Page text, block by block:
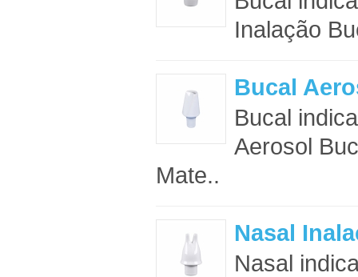
Inalação
Bucal
Bucal
Aerosol
Mate..
Nasal
Nasal